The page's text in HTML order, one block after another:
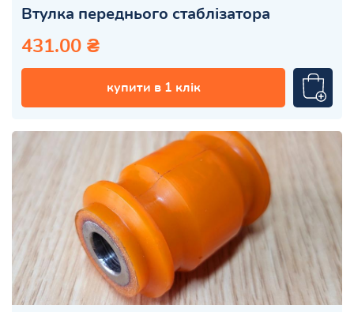
Втулка переднього стаблізатора
431.00 ₴
купити в 1 клік